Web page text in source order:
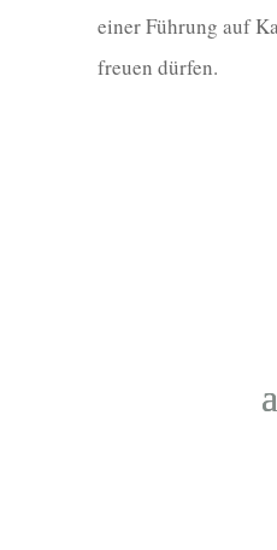
einer Führung auf
freuen dürfen.